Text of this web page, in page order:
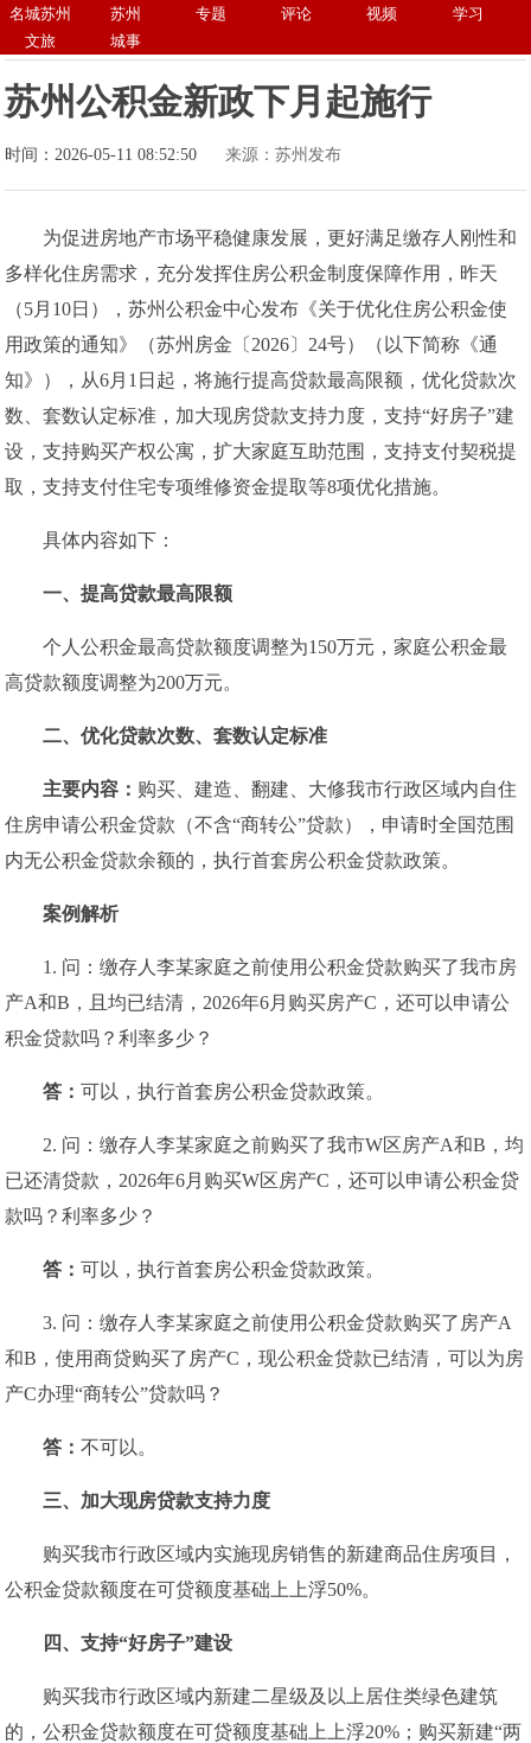
名城苏州 苏州 专题 评论 视频
学习
文旅
城事
苏州公积金新政下月起施行
时间：2026-05-11 08:52:50 来源：苏州发布
为促进房地产市场平稳健康发展，更好满足缴存人刚性和
多样化住房需求，充分发挥住房公积金制度保障作用，昨天
（5月10日），苏州公积金中心发布《关于优化住房公积金使
用政策的通知》（苏州房金〔2026〕24号）（以下简称《通
知》），从6月1日起，将施行提高贷款最高限额，优化贷款次
数、套数认定标准，加大现房贷款支持力度，支持“好房子”建
设，支持购买产权公寓，扩大家庭互助范围，支持支付契税提
取，支持支付住宅专项维修资金提取等8项优化措施。
具体内容如下：
一、提高贷款最高限额
个人公积金最高贷款额度调整为150万元，家庭公积金最
高贷款额度调整为200万元。
二、优化贷款次数、套数认定标准
主要内容： 购买、建造、翻建、大修我市行政区域内自住
住房申请公积金贷款（不含“商转公”贷款），申请时全国范围
内无公积金贷款余额的，执行首套房公积金贷款政策。
案例解析
1. 问：缴存人李某家庭之前使用公积金贷款购买了我市房
产A和B，且均已结清，2026年6月购买房产C，还可以申请公
积金贷款吗？利率多少？
答：可以，执行首套房公积金贷款政策。
2. 问：缴存人李某家庭之前购买了我市W区房产A和B，均
已还清贷款，2026年6月购买W区房产C，还可以申请公积金贷
款吗？利率多少？
答：可以，执行首套房公积金贷款政策。
3. 问：缴存人李某家庭之前使用公积金贷款购买了房产A
和B，使用商贷购买了房产C，现公积金贷款已结清，可以为房
产C办理“商转公”贷款吗？
答：不可以。
三、 加大现房贷款支持力度
购买我市行政区域内实施现房销售的新建商品住房项目，
公积金贷款额度在可贷额度基础上上浮50%。
四、支持“好房子”建设
购买我市行政区域内新建二星级及以上居住类绿色建筑
的，公积金贷款额度在可贷额度基础上上浮20%；购买新建“两